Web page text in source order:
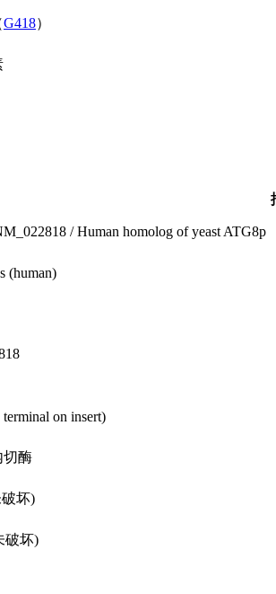
G418）
/ Human homolog of yeast ATG8p
(human)
on insert)
切酶
坏)
破坏)